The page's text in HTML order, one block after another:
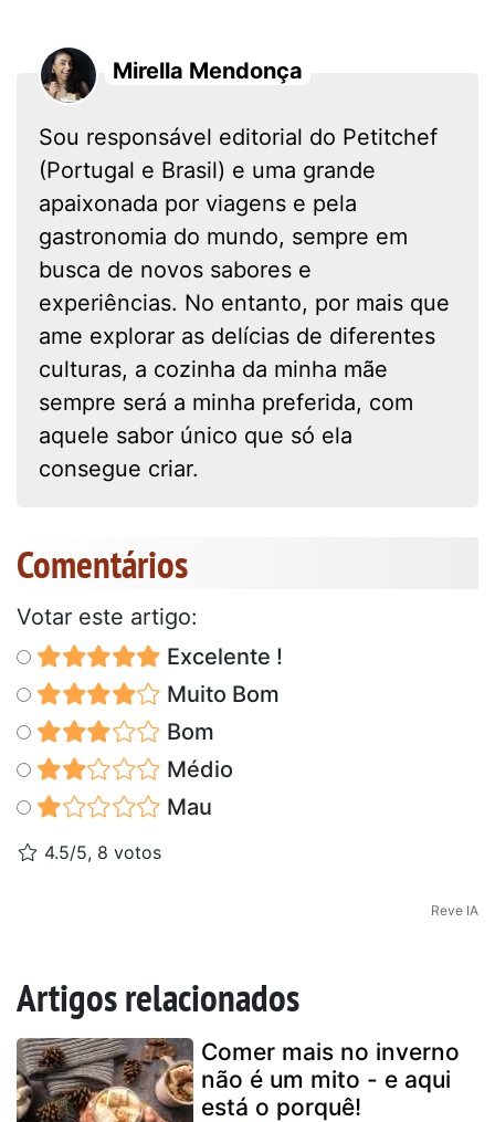
Mirella Mendonça
Sou responsável editorial do Petitchef
(Portugal e Brasil) e uma grande
apaixonada por viagens e pela
gastronomia do mundo, sempre em
busca de novos sabores e
experiências. No entanto, por mais que
ame explorar as delícias de diferentes
culturas, a cozinha da minha mãe
sempre será a minha preferida, com
aquele sabor único que só ela
consegue criar.
Comentários
Votar este artigo:
Excelente !
Muito Bom
Bom
Médio
Mau
4.5/5, 8 votos
Reve IA
Artigos relacionados
Comer mais no inverno
não é um mito - e aqui
está o porquê!